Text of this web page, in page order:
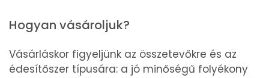
Hogyan vásároljuk?
Vásárláskor figyeljünk az összetevőkre és az
édesítőszer típusára: a jó minőségű folyékony